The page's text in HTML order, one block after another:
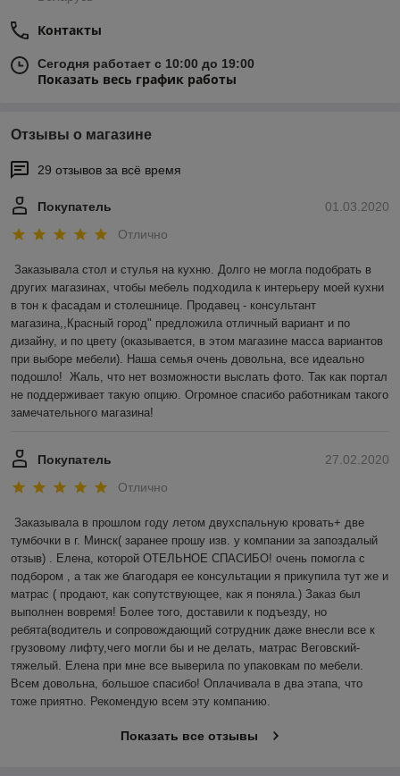
Контакты
Сегодня работает с 10:00 до 19:00
Показать весь график работы
Отзывы о магазине
29 отзывов за всё время
01.03.2020
Покупатель
Отлично
Заказывала стол и стулья на кухню. Долго не могла подобрать в
других магазинах, чтобы мебель подходила к интерьеру моей кухни
в тон к фасадам и столешнице. Продавец - консультант
магазина,,Красный город" предложила отличный вариант и по
дизайну, и по цвету (оказывается, в этом магазине масса вариантов
при выборе мебели). Наша семья очень довольна, все идеально
подошло!  Жаль, что нет возможности выслать фото. Так как портал
не поддерживает такую опцию. Огромное спасибо работникам такого
замечательного магазина!
27.02.2020
Покупатель
Отлично
Заказывала в прошлом году летом двухспальную кровать+ две
тумбочки в г. Минск( заранее прошу изв. у компании за запоздалый
отзыв) . Елена, которой ОТЕЛЬНОЕ СПАСИБО! очень помогла с
подбором , а так же благодаря ее консультации я прикупила тут же и
матрас ( продают, как сопутствующее, как я поняла.) Заказ был
выполнен вовремя! Более того, доставили к подъезду, но
ребята(водитель и сопровождающий сотрудник даже внесли все к
грузовому лифту,чего могли бы и не делать, матрас Веговский-
тяжелый. Елена при мне все выверила по упаковкам по мебели.
Всем довольна, большое спасибо! Оплачивала в два этапа, что
тоже приятно. Рекомендую всем эту компанию.
Показать все отзывы